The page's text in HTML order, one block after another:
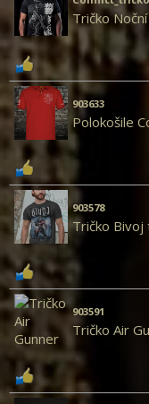
Tričko
903633
Polokošile
903578
Tričko Bivoj
903591
Tričko Air